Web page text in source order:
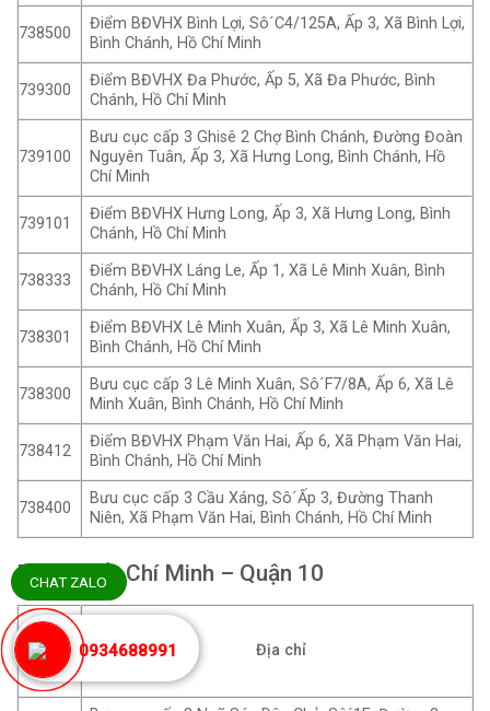
738500
Điểm BĐVHX Bình Lợi, Sô´C4/125A, Ấp 3, Xã Bình Lợi,
Bình Chánh, Hồ Chí Minh
739300
Điểm BĐVHX Đa Phước, Ấp 5, Xã Đa Phước, Bình
Chánh, Hồ Chí Minh
739100
Bưu cục cấp 3 Ghisê 2 Chợ Bình Chánh, Đường Đoàn
Nguyên Tuân, Ấp 3, Xã Hưng Long, Bình Chánh, Hồ
Chí Minh
739101
Điểm BĐVHX Hưng Long, Ấp 3, Xã Hưng Long, Bình
Chánh, Hồ Chí Minh
738333
Điểm BĐVHX Láng Le, Ấp 1, Xã Lê Minh Xuân, Bình
Chánh, Hồ Chí Minh
738301
Điểm BĐVHX Lê Minh Xuân, Ấp 3, Xã Lê Minh Xuân,
Bình Chánh, Hồ Chí Minh
738300
Bưu cục cấp 3 Lê Minh Xuân, Sô´F7/8A, Ấp 6, Xã Lê
Minh Xuân, Bình Chánh, Hồ Chí Minh
738412
Điểm BĐVHX Phạm Văn Hai, Ấp 6, Xã Phạm Văn Hai,
Bình Chánh, Hồ Chí Minh
738400
Bưu cục cấp 3 Cầu Xáng, Sô´Ấp 3, Đường Thanh
Niên, Xã Phạm Văn Hai, Bình Chánh, Hồ Chí Minh
Mã zip Hồ Chí Minh – Quận 10
Mã
bưu
điện
Địa chỉ
CHAT ZALO
0934688991